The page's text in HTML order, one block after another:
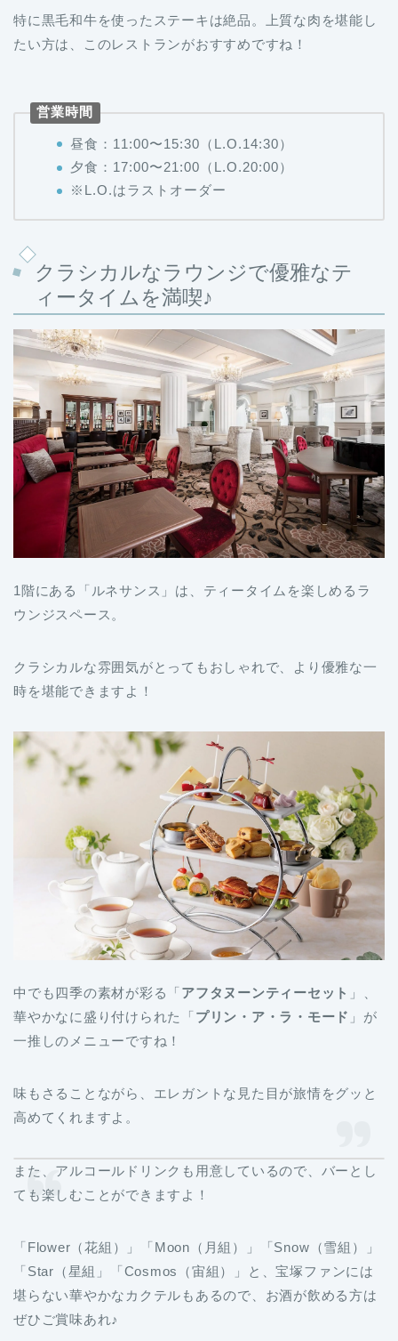
特に黒毛和牛を使ったステーキは絶品。上質な肉を堪能し
たい方は、このレストランがおすすめですね！
営業時間
昼食：11:00〜15:30（L.O.14:30）
夕食：17:00〜21:00（L.O.20:00）
※L.O.はラストオーダー
クラシカルなラウンジで優雅なテ
ィータイムを満喫♪
1階にある「ルネサンス」は、ティータイムを楽しめるラ
ウンジスペース。
クラシカルな雰囲気がとってもおしゃれで、より優雅な一
時を堪能できますよ！
中でも四季の素材が彩る「アフタヌーンティーセット 」、
華やかなに盛り付けられた「プリン・ア・ラ・モード 」が
一推しのメニューですね！
味もさることながら、エレガントな見た目が旅情をグッと
高めてくれますよ。
また、アルコールドリンクも用意しているので、バーとし
ても楽しむことができますよ！
「Flower（花組）」「Moon（月組）」「Snow（雪組）」
「Star（星組」「Cosmos（宙組）」と、宝塚ファンには
堪らない華やかなカクテルもあるので、お酒が飲める方は
ぜひご賞味あれ♪